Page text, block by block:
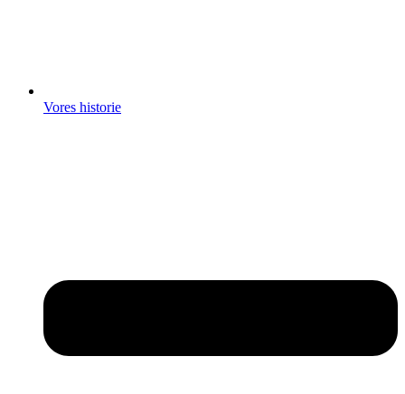
Vores historie